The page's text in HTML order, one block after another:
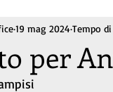
Teatro
per
19 mag 2024 Tempo